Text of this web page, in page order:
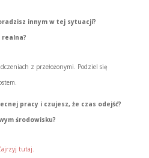
innym w tej sytuacji?
z przełożonymi. Podziel się
pracy i czujesz, że czas odejść?
środowisku?
tutaj.